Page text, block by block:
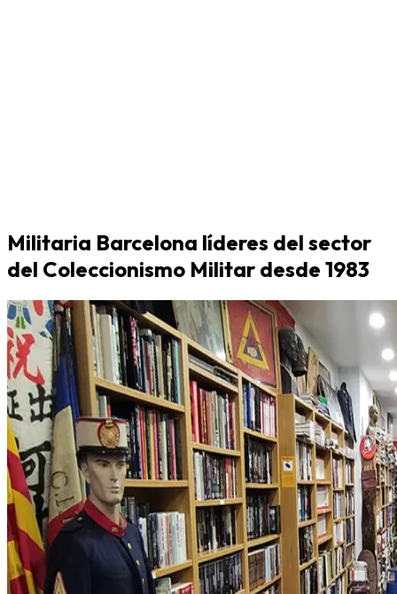
Militaria Barcelona líderes del sector
del Coleccionismo Militar desde 1983